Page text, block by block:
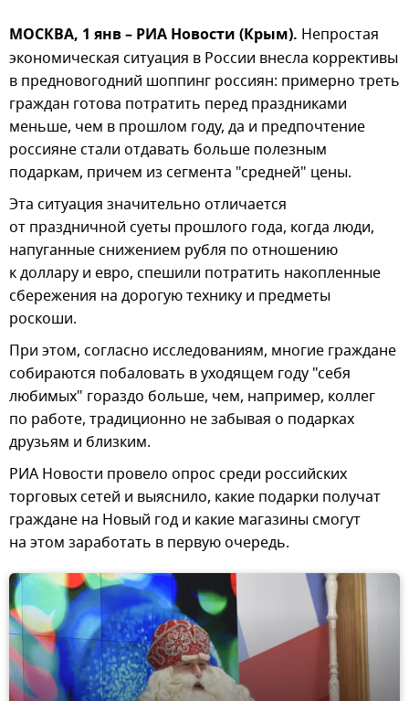
МОСКВА, 1 янв – РИА Новости (Крым). Непростая
экономическая ситуация в России внесла коррективы
в предновогодний шоппинг россиян: примерно треть
граждан готова потратить перед праздниками
меньше, чем в прошлом году, да и предпочтение
россияне стали отдавать больше полезным
подаркам, причем из сегмента "средней" цены.
Эта ситуация значительно отличается
от праздничной суеты прошлого года, когда люди,
напуганные снижением рубля по отношению
к доллару и евро, спешили потратить накопленные
сбережения на дорогую технику и предметы
роскоши.
При этом, согласно исследованиям, многие граждане
собираются побаловать в уходящем году "себя
любимых" гораздо больше, чем, например, коллег
по работе, традиционно не забывая о подарках
друзьям и близким.
РИА Новости провело опрос среди российских
торговых сетей и выяснило, какие подарки получат
граждане на Новый год и какие магазины смогут
на этом заработать в первую очередь.